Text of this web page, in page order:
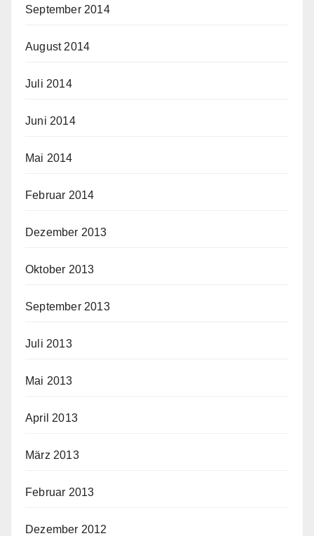
September 2014
August 2014
Juli 2014
Juni 2014
Mai 2014
Februar 2014
Dezember 2013
Oktober 2013
September 2013
Juli 2013
Mai 2013
April 2013
März 2013
Februar 2013
Dezember 2012